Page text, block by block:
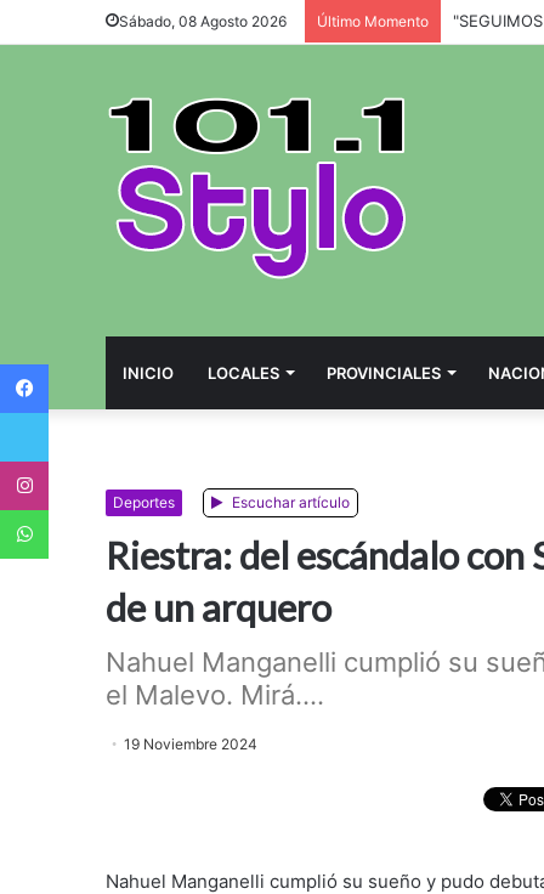
Sábado, 08 Agosto 2026 Último Momento
INICIO LOCALES PROVINCIALES
Deportes Escuchar artículo
Riestra: del escándalo
de un arquero
Nahuel Manganelli cumplió su
el Malevo. Mirá....
19 Noviembre 2024
Nahuel Manganelli cumplió su sueño y pudo
Twitter
WhatsApp